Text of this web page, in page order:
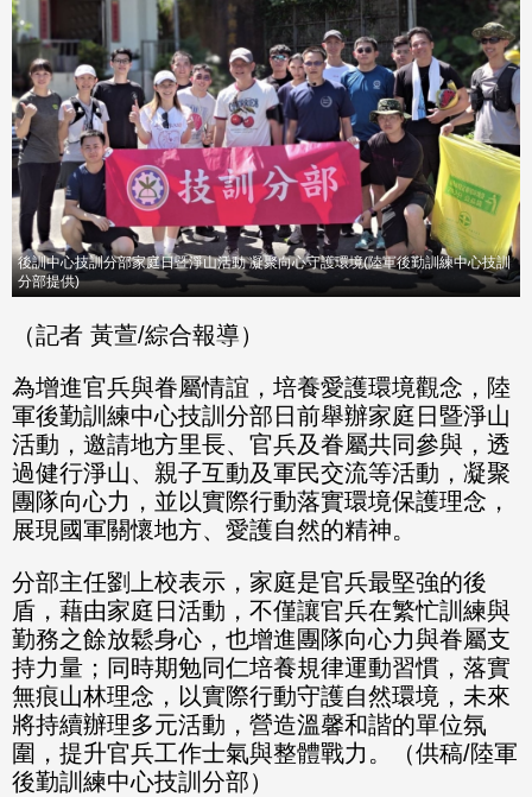
Fac
eBo
ok
Line
後訓中心技訓分部家庭日暨淨山活動 凝聚向心守護環境(陸軍後勤訓練中心技訓
分部提供)
（記者 黃萱/綜合報導）
為增進官兵與眷屬情誼，培養愛護環境觀念，陸
軍後勤訓練中心技訓分部日前舉辦家庭日暨淨山
活動，邀請地方里長、官兵及眷屬共同參與，透
過健行淨山、親子互動及軍民交流等活動，凝聚
團隊向心力，並以實際行動落實環境保護理念，
展現國軍關懷地方、愛護自然的精神。
分部主任劉上校表示，家庭是官兵最堅強的後
盾，藉由家庭日活動，不僅讓官兵在繁忙訓練與
勤務之餘放鬆身心，也增進團隊向心力與眷屬支
持力量；同時期勉同仁培養規律運動習慣，落實
無痕山林理念，以實際行動守護自然環境，未來
將持續辦理多元活動，營造溫馨和諧的單位氛
圍，提升官兵工作士氣與整體戰力。（供稿/陸軍
後勤訓練中心技訓分部）